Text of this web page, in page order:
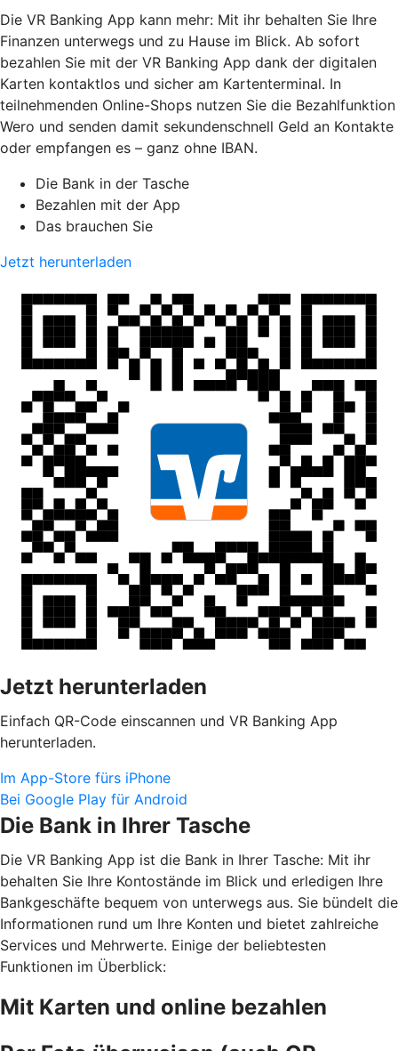
Die VR Banking App kann mehr: Mit ihr behalten Sie Ihre
Finanzen unterwegs und zu Hause im Blick. Ab sofort
bezahlen Sie mit der VR Banking App dank der digitalen
Karten kontaktlos und sicher am Kartenterminal. In
teilnehmenden Online-Shops nutzen Sie die Bezahlfunktion
Wero und senden damit sekundenschnell Geld an Kontakte
oder empfangen es – ganz ohne IBAN.
Die Bank in der Tasche
Bezahlen mit der App
Das brauchen Sie
Jetzt herunterladen
Jetzt herunterladen
Einfach QR-Code einscannen und VR Banking App
herunterladen.
Im App-Store fürs iPhone
Bei Google Play für Android
Die Bank in Ihrer Tasche
Die VR Banking App ist die Bank in Ihrer Tasche: Mit ihr
behalten Sie Ihre Kontostände im Blick und erledigen Ihre
Bankgeschäfte bequem von unterwegs aus. Sie bündelt die
Informationen rund um Ihre Konten und bietet zahlreiche
Services und Mehrwerte. Einige der beliebtesten
Funktionen im Überblick:
Mit Karten und online bezahlen